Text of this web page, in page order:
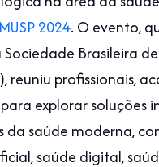
2024. O evento,
Brasileira
reuniu profissionais,
explorar soluções
da saúde moderna,
saúde digital,